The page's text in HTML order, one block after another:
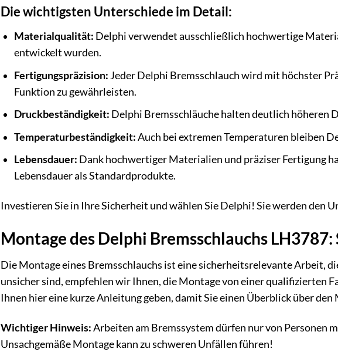
Die wichtigsten Unterschiede im Detail:
Materialqualität: Delphi verwendet ausschließlich hochwertige
entwickelt wurden.
Fertigungspräzision: Jeder Delphi Bremsschlauch wird mit höchster
Funktion zu gewährleisten.
Druckbeständigkeit: Delphi Bremsschläuche halten deutlich höheren
Temperaturbeständigkeit:Auch bei extremen Temperaturen bleiben
Lebensdauer: Dank hochwertiger Materialien und präziser Fertigung
Lebensdauer als Standardprodukte.
Investieren Sie in Ihre Sicherheit und wählen Sie Delphi! Sie werden den
Montage des Delphi Bremsschlauchs
Die Montage eines Bremsschlauchs ist eine sicherheitsrelevante Arbeit,
unsicher sind, empfehlen wir Ihnen, die Montage von einer qualifizierten
Ihnen hier eine kurze Anleitung geben, damit Sie einen Überblick über
Wichtiger Hinweis:Arbeiten am Bremssystem dürfen nur von Personen
Unsachgemäße Montage kann zu schweren Unfällen führen!